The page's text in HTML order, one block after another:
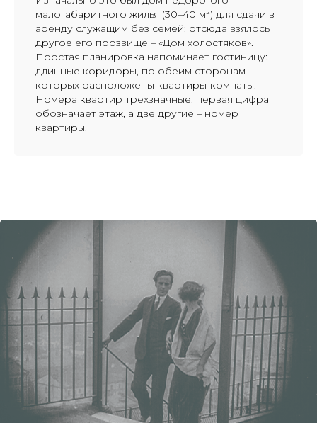
малогабаритного жилья (30–40 м²) для сдачи в
аренду служащим без семей; отсюда взялось
другое его прозвище – «Дом холостяков».
Простая планировка напоминает гостиницу:
длинные коридоры, по обеим сторонам
которых расположены квартиры-комнаты.
Номера квартир трехзначные: первая цифра
обозначает этаж, а две другие – номер
квартиры.